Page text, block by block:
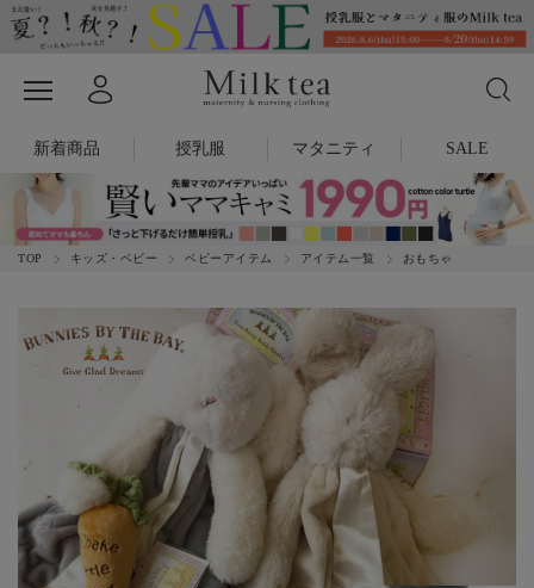
新着商品 授乳服 マタニティ SALE
TOP キッズ・ベビー ベビーアイテム アイテム一覧 おもちゃ